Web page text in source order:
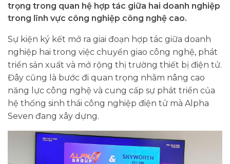
trọng trong quan hệ hợp tác giữa hai doanh nghiệp
trong lĩnh vực công nghiệp công nghệ cao.
Sự kiện ký kết mở ra giai đoạn hợp tác giữa doanh
nghiệp hai trong việc chuyển giao công nghệ, phát
triển sản xuất và mở rộng thị trường thiết bị điện tử.
Đây cũng là bước đi quan trọng nhằm nâng cao
năng lực công nghệ và cung cấp sự phát triển của
hệ thống sinh thái công nghiệp điện tử mà Alpha
Seven đang xây dựng.